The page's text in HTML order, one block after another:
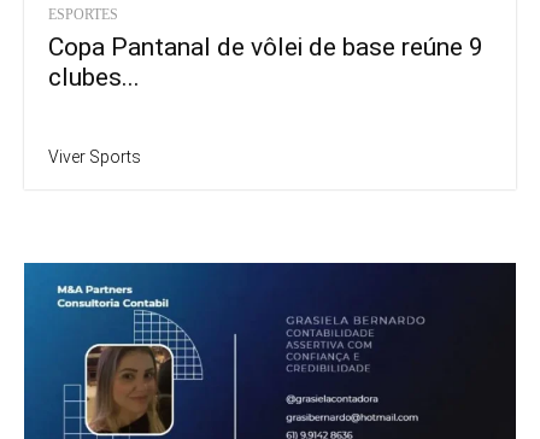
ESPORTES
Copa Pantanal de vôlei de base reúne 9
clubes...
Viver Sports